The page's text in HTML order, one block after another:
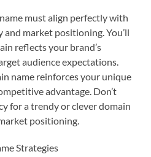
must align perfectly with
and market positioning. You’ll
reflects your brand’s
audience expectations.
name reinforces your unique
advantage. Don’t
for a trendy or clever domain
positioning.
Strategies